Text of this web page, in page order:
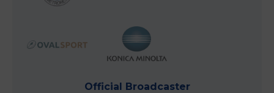
Official Broadcaster